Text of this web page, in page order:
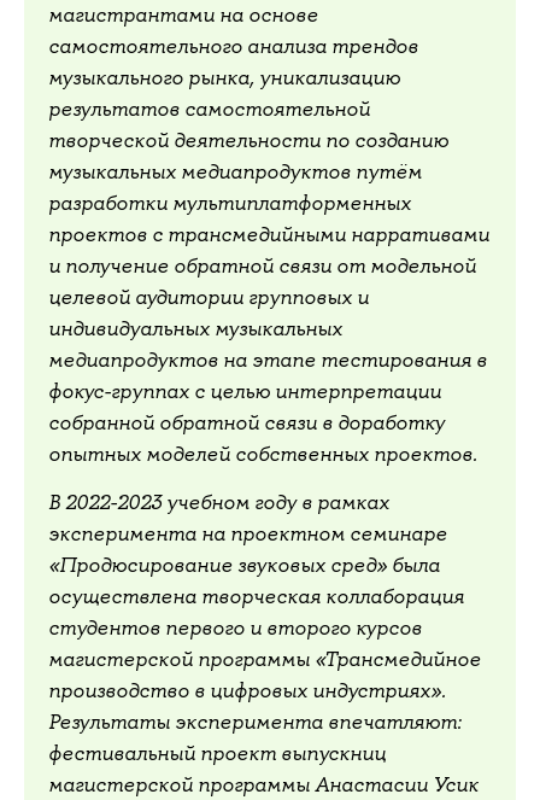
магистрантами на основе
самостоятельного анализа трендов
музыкального рынка, уникализацию
результатов самостоятельной
творческой деятельности по созданию
музыкальных медиапродуктов путём
разработки мультиплатформенных
проектов с трансмедийными нарративами
и получение обратной связи от модельной
целевой аудитории групповых и
индивидуальных музыкальных
медиапродуктов на этапе тестирования в
фокус-группах с целью интерпретации
собранной обратной связи в доработку
опытных моделей собственных проектов.
В 2022-2023 учебном году в рамках
эксперимента на проектном семинаре
«Продюсирование звуковых сред» была
осуществлена творческая коллаборация
студентов первого и второго курсов
магистерской программы «Трансмедийное
производство в цифровых индустриях».
Результаты эксперимента впечатляют:
фестивальный проект выпускниц
магистерской программы Анастасии Усик